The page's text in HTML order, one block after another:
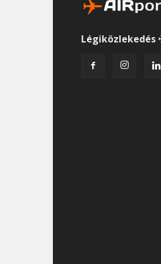
Légiközlekedés